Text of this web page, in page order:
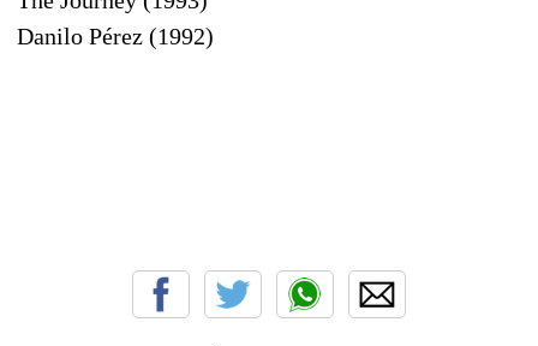
Danilo Pérez (1992)